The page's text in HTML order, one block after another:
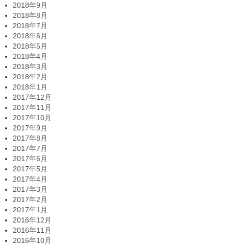
2018年9月
2018年8月
2018年7月
2018年6月
2018年5月
2018年4月
2018年3月
2018年2月
2018年1月
2017年12月
2017年11月
2017年10月
2017年9月
2017年8月
2017年7月
2017年6月
2017年5月
2017年4月
2017年3月
2017年2月
2017年1月
2016年12月
2016年11月
2016年10月